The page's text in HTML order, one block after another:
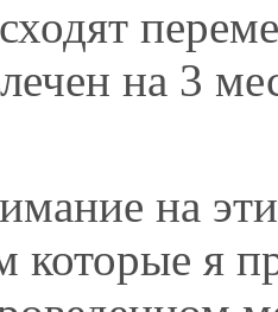
на 3
на
которые я